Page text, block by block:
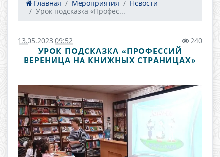
Главная Мероприятия
Новости
Урок-подсказка «Профес...
13.05.2023 09:52 240
УРОК-ПОДСКАЗКА «ПРОФЕССИЙ
ВЕРЕНИЦА НА КНИЖНЫХ СТРАНИЦАХ»